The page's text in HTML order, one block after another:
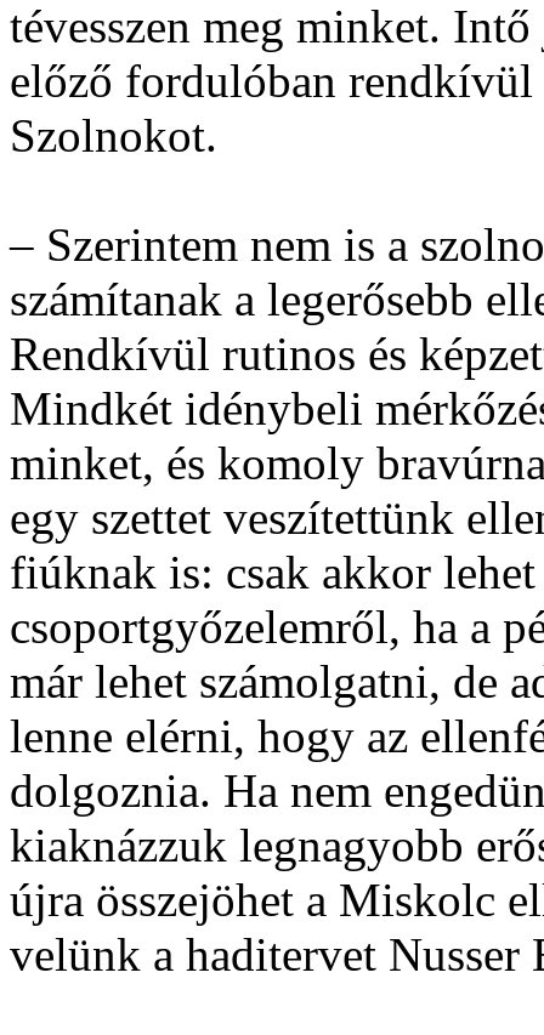
tévesszen meg minket.
előző fordulóban rendkívül
Szolnokot.
– Szerintem nem is a
számítanak a legerősebb
Rendkívül rutinos és
Mindkét idénybeli
minket, és komoly
egy szettet veszítettünk
fiúknak is: csak akkor lehet
csoportgyőzelemről, ha a
már lehet számolgatni, de
lenne elérni, hogy az
dolgoznia. Ha nem
kiaknázzuk legnagyobb
újra összejöhet a Miskolc
velünk a haditervet Nusser